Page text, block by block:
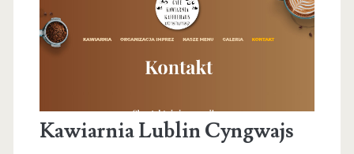
Kawiarnia Lublin Cyngwajs